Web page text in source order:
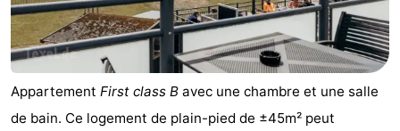
Terrains
de
jeux
-
Parcours
de
Nature
Visites
Appartement First class B avec une chambre et une salle
de bain. Ce logement de plain-pied de ±45m² peut